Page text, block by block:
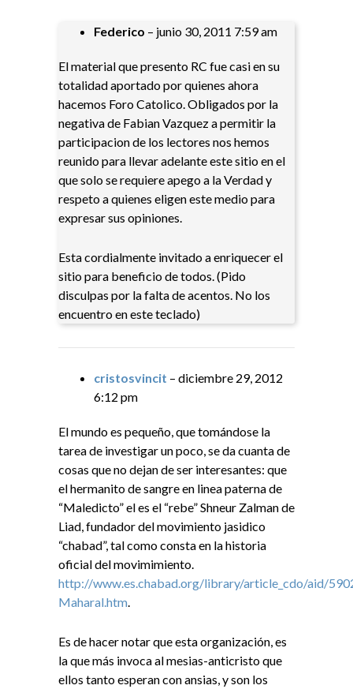
Federico – junio 30, 2011 7:59 am
El material que presento RC fue casi en su
totalidad aportado por quienes ahora
hacemos Foro Catolico. Obligados por la
negativa de Fabian Vazquez a permitir la
participacion de los lectores nos hemos
reunido para llevar adelante este sitio en el
que solo se requiere apego a la Verdad y
respeto a quienes eligen este medio para
expresar sus opiniones.
Esta cordialmente invitado a enriquecer el
sitio para beneficio de todos. (Pido
disculpas por la falta de acentos. No los
encuentro en este teclado)
cristosvincit – diciembre 29, 2012
6:12 pm
El mundo es pequeño, que tomándose la
tarea de investigar un poco, se da cuanta de
cosas que no dejan de ser interesantes: que
el hermanito de sangre en linea paterna de
“Maledicto” el es el “rebe” Shneur Zalman de
Liad, fundador del movimiento jasidico
“chabad”, tal como consta en la historia
oficial del movimimiento.
http://www.es.chabad.org/library/article_cdo/aid/
Maharal.htm.
Es de hacer notar que esta organización, es
la que más invoca al mesias-anticristo que
ellos tanto esperan con ansias, y son los